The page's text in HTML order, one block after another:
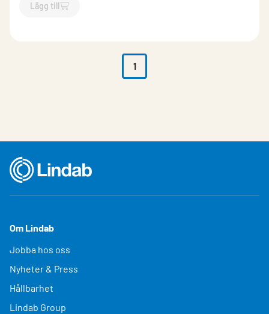
Lägg till
`$Lägg till
1
Om Lindab
Jobba hos oss
Nyheter & Press
Hållbarhet
Lindab Group